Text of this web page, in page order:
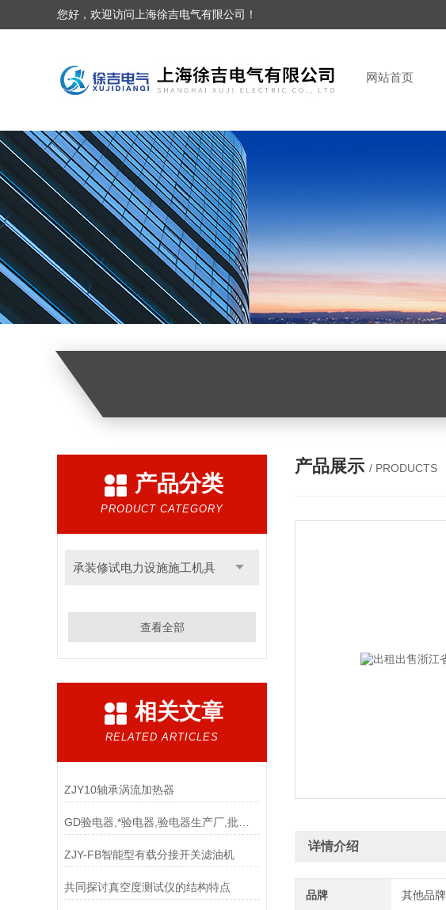
您好，欢迎访问上海徐吉电气有限公司！
网站首页
产品展示 / PRODUCTS
详情介绍
品牌 其他品牌
产品分类
PRODUCT CATEGORY
承装修试电力设施施工机具
查看全部
相关文章
RELATED ARTICLES
ZJY10轴承涡流加热器
GD验电器,*验电器,验电器生产厂,批发验电器
ZJY-FB智能型有载分接开关滤油机
共同探讨真空度测试仪的结构特点